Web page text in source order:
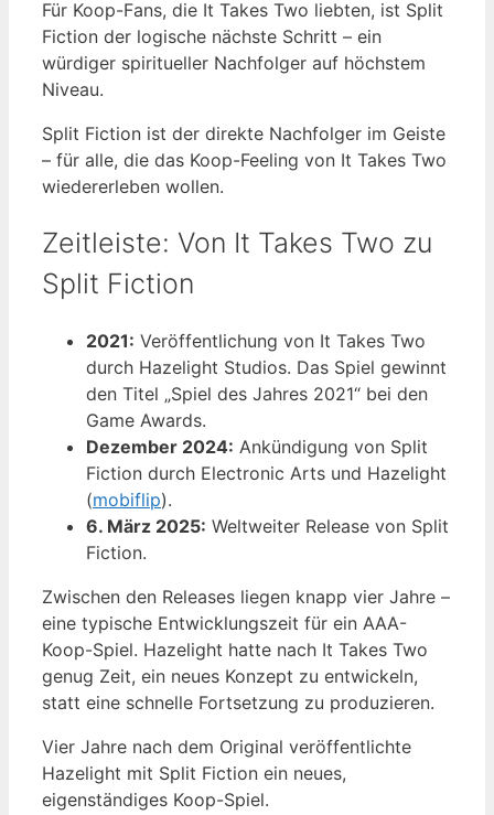
Für Koop-Fans, die It Takes Two liebten, ist Split
Fiction der logische nächste Schritt – ein
würdiger spiritueller Nachfolger auf höchstem
Niveau.
Split Fiction ist der direkte Nachfolger im Geiste
– für alle, die das Koop-Feeling von It Takes Two
wiedererleben wollen.
Zeitleiste: Von It Takes Two zu
Split Fiction
2021: Veröffentlichung von It Takes Two
durch Hazelight Studios. Das Spiel gewinnt
den Titel „Spiel des Jahres 2021“ bei den
Game Awards.
Dezember 2024: Ankündigung von Split
Fiction durch Electronic Arts und Hazelight
(mobiflip).
6. März 2025: Weltweiter Release von Split
Fiction.
Zwischen den Releases liegen knapp vier Jahre –
eine typische Entwicklungszeit für ein AAA-
Koop-Spiel. Hazelight hatte nach It Takes Two
genug Zeit, ein neues Konzept zu entwickeln,
statt eine schnelle Fortsetzung zu produzieren.
Vier Jahre nach dem Original veröffentlichte
Hazelight mit Split Fiction ein neues,
eigenständiges Koop-Spiel.